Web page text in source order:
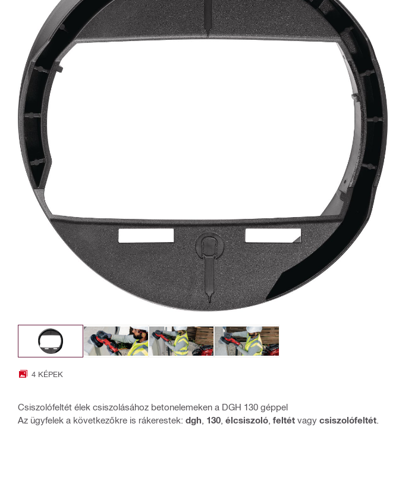
4 KÉPEK
Csiszolófeltét élek csiszolásához betonelemeken a DGH 130 géppel
Az ügyfelek a következőkre is rákerestek: dgh 130 élcsiszoló feltét vagy csiszolófeltét